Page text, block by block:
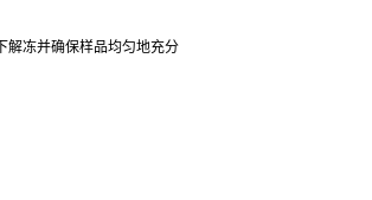
解冻并确保样品均匀地充分